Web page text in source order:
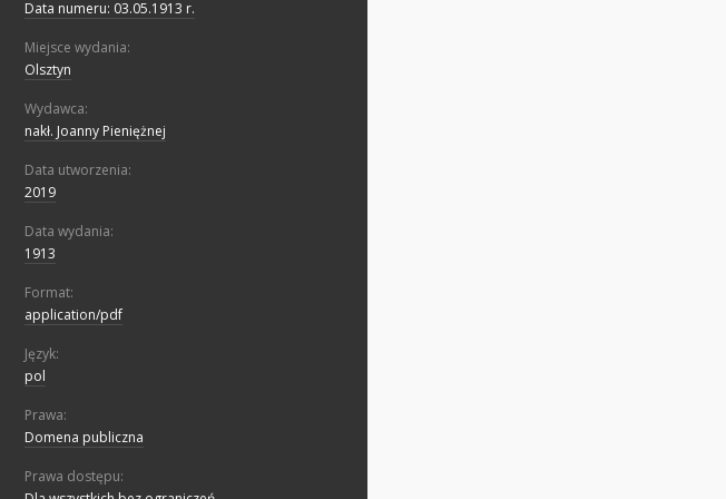
Data numeru: 03.05.1913 r.
Miejsce wydania:
Olsztyn
Wydawca:
nakł. Joanny Pieniężnej
Data utworzenia:
2019
Data wydania:
1913
Format:
application/pdf
Język:
pol
Prawa:
Domena publiczna
Prawa dostępu: